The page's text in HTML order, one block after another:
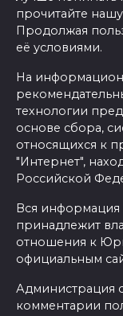
прочитайте нашу
Продолжая
её условиями.
На
технологии
основе сбора,
относящихся к
"Интернет",
Российской
Вся информация
принадлежит
отношения к
официальным
Администрация
комментарии